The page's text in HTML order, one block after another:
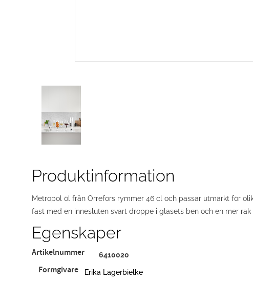
Produktinformation
Metropol öl från Orrefors rymmer 46 cl och passar utmärkt för
fast med en innesluten svart droppe i glasets ben och en mer
Egenskaper
Artikelnummer 6410020
Formgivare Erika Lagerbielke